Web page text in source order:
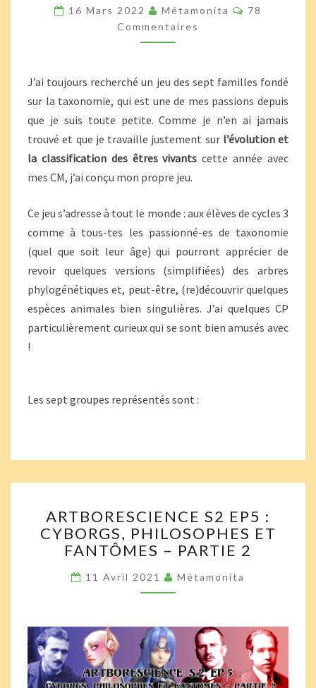
FAMILLES
ANIMALES
16 Mars 2022 Métamonita
78
Commentaires
J’ai toujours recherché un jeu des sept familles fondé
sur la taxonomie, qui est une de mes passions depuis
que je suis toute petite. Comme je n’en ai jamais
trouvé et que je travaille justement sur l’évolution et
la classification des êtres vivants cette année avec
mes CM, j’ai conçu mon propre jeu.
Ce jeu s’adresse à tout le monde : aux élèves de cycles 3
comme à tous-tes les passionné-es de taxonomie
(quel que soit leur âge) qui pourront apprécier de
revoir quelques versions (simplifiées) des arbres
phylogénétiques et, peut-être, (re)découvrir quelques
espèces animales bien singulières. J’ai quelques CP
particulièrement curieux qui se sont bien amusés avec
!
Les sept groupes représentés sont :
S2
EP5
PHILOSOPHES
ET
–
PARTIE
2
ARTBORESCIENCE S2 EP5 :
CYBORGS, PHILOSOPHES ET
FANTÔMES – PARTIE 2
11 Avril 2021 Métamonita